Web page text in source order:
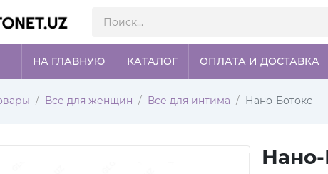
НА ГЛАВНУЮ КАТАЛОГ ОПЛАТА И ДОСТАВКА
Все для женщин Все для интима Нано-Ботокс
Нано-